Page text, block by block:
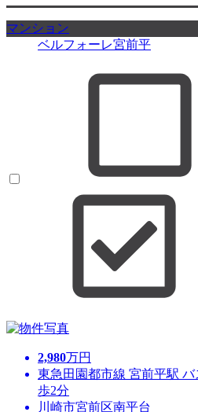
マンション
ベルフォーレ宮前平
2,980万円
東急田園都市線 宮前平駅
歩2分
川崎市宮前区南平台